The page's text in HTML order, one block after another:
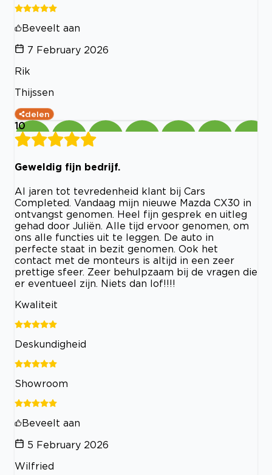
Beveelt aan
7 February 2026
Rik
Thijssen
delen
10
Geweldig fijn bedrijf.
Al jaren tot tevredenheid klant bij Cars
Completed. Vandaag mijn nieuwe Mazda CX30 in
ontvangst genomen. Heel fijn gesprek en uitleg
gehad door Juliën. Alle tijd ervoor genomen, om
ons alle functies uit te leggen. De auto in
perfecte staat in bezit genomen. Ook het
contact met de monteurs is altijd in een zeer
prettige sfeer. Zeer behulpzaam bij de vragen die
er eventueel zijn. Niets dan lof!!!!
Kwaliteit
Deskundigheid
Showroom
Beveelt aan
5 February 2026
Wilfried